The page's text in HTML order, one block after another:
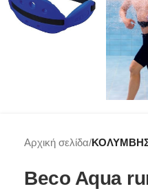
Αρχική σελίδα
Beco Aqua